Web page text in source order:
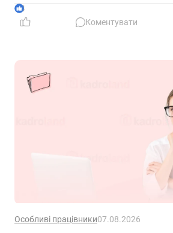
4
Коментувати
Особливі працівники07.08.2026